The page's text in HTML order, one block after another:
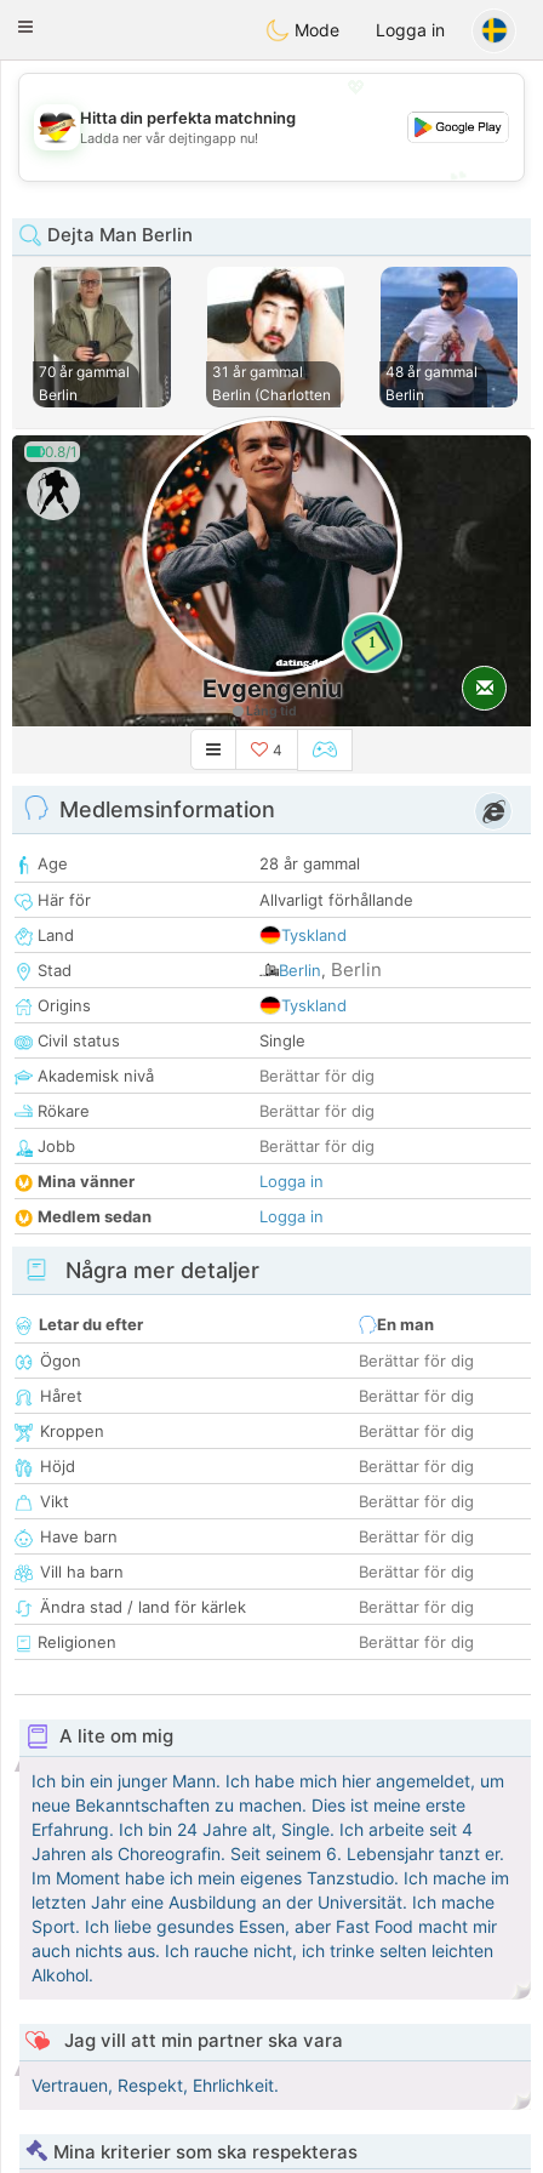
Deutsch Dating
Toggle
Mode Logga in
💖
💕
Hitta din perfekta matchning
Ladda ner vår dejtingapp nu!
Dejta Man Berlin
70 år gammal
Berlin
31 år gammal
Berlin (Charlotten
48 år gammal
Berlin
0.8/1
1
Evgengeniu
Lång tid
4
Medlemsinformation
Age
28 år gammal
Här för
Allvarligt förhållande
Land
Tyskland
Stad
Berlin, Berlin
Origins
Tyskland
Civil status
Single
Akademisk nivå
Berättar för dig
Rökare
Berättar för dig
Jobb
Berättar för dig
Mina vänner
Logga in
Medlem sedan
Logga in
Några mer detaljer
Letar du efter
En man
Ögon
Berättar för dig
Håret
Berättar för dig
Kroppen
Berättar för dig
Höjd
Berättar för dig
Vikt
Berättar för dig
Have barn
Berättar för dig
Vill ha barn
Berättar för dig
Ändra stad / land för kärlek
Berättar för dig
Religionen
Berättar för dig
A lite om mig
Ich bin ein junger Mann. Ich habe mich hier angemeldet, um
neue Bekanntschaften zu machen. Dies ist meine erste
Erfahrung. Ich bin 24 Jahre alt, Single. Ich arbeite seit 4
Jahren als Choreografin. Seit seinem 6. Lebensjahr tanzt er.
Im Moment habe ich mein eigenes Tanzstudio. Ich mache im
letzten Jahr eine Ausbildung an der Universität. Ich mache
Sport. Ich liebe gesundes Essen, aber Fast Food macht mir
auch nichts aus. Ich rauche nicht, ich trinke selten leichten
Alkohol.
Jag vill att min partner ska vara
Vertrauen, Respekt, Ehrlichkeit.
Mina kriterier som ska respekteras